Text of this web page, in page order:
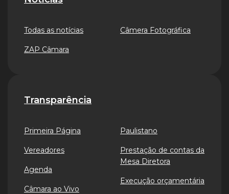
Todas as notícias
ZAP Câmara
Câmera Fotográfica
Transparência
Primeira Página
Vereadores
Agenda
Câmara ao Vivo
Paulistano
Prestação de contas da
Mesa Diretora
Execução orçamentária